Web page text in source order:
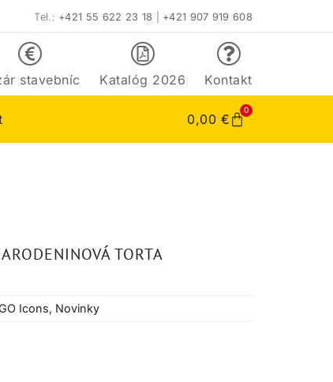
Tel.: +421 55 622 23 18 +421 907 919 608
stavebníc Katalóg 2026 Kontakt
0,00 €
0
TORTA
Icons, Novinky